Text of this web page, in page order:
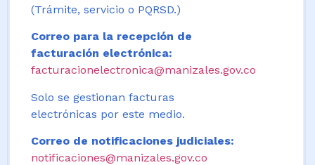
(Trámite, servicio o PQRSD.)
Correo para la recepción de
facturación electrónica:
facturacionelectronica@manizales.gov.co
Solo se gestionan facturas
electrónicas por este medio.
Correo de notificaciones judiciales:
notificaciones@manizales.gov.co